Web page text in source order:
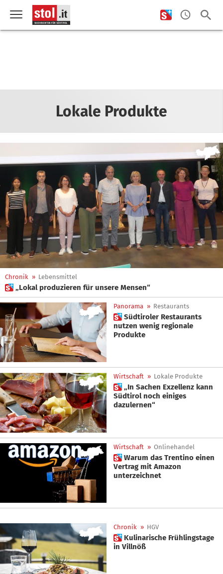
Lokale Produkte
Chronik » Lebensmittel
 „Lokal produzieren für unsere Mensen“
Panorama » Restaurants
 Südtiroler Restaurants
nutzen wenig regionale
Produkte
Wirtschaft » Lokale Produkte
 „In Sachen Exzellenz kann
Südtirol noch einiges
dazulernen“
Wirtschaft » Onlinehandel
 Warum das Trentino einen
Vertrag mit Amazon
unterzeichnet
Chronik » HGV
 Kulinarische Frühlingstage
in Villnöß